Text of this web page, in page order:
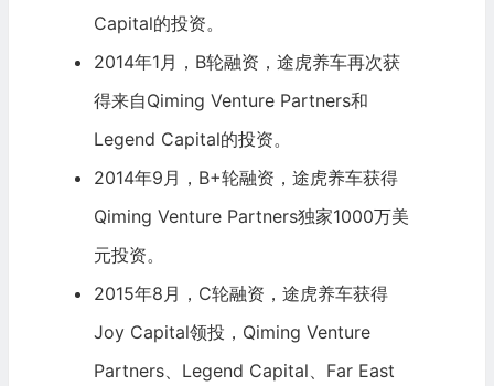
Capital的投资。
2014年1月，B轮融资，途虎养车再次获
得来自Qiming Venture Partners和
Legend Capital的投资。
2014年9月，B+轮融资，途虎养车获得
Qiming Venture Partners独家1000万美
元投资。
2015年8月，C轮融资，途虎养车获得
Joy Capital领投，Qiming Venture
Partners、Legend Capital、Far East